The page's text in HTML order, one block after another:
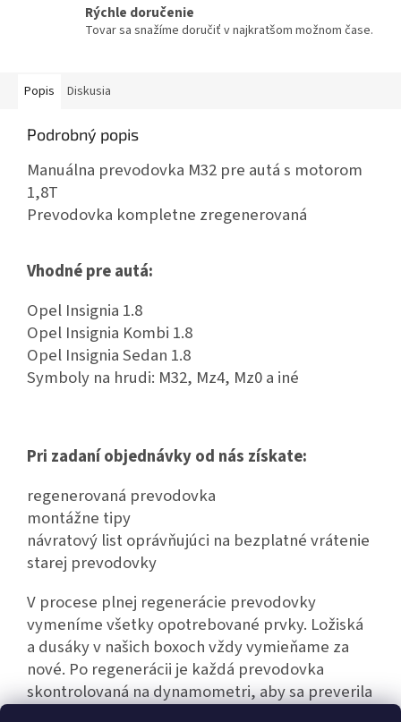
Rýchle doručenie
Tovar sa snažíme doručiť v najkratšom možnom čase.
Popis Diskusia
Podrobný popis
Manuálna prevodovka M32 pre autá s motorom
1,8T
Prevodovka kompletne zregenerovaná
Vhodné pre autá:
Opel Insignia 1.8
Opel Insignia Kombi 1.8
Opel Insignia Sedan 1.8
Symboly na hrudi: M32, Mz4, Mz0 a iné
Pri zadaní objednávky od nás získate:
regenerovaná prevodovka
montážne tipy
návratový list oprávňujúci na bezplatné vrátenie
starej prevodovky
V procese plnej regenerácie prevodovky
vymeníme všetky opotrebované prvky. Ložiská
a dusáky v našich boxoch vždy vymieňame za
nové. Po regenerácii je každá prevodovka
skontrolovaná na dynamometri, aby sa preverila